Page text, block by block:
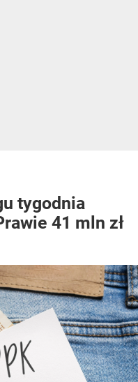
tygodnia
41 mln zł